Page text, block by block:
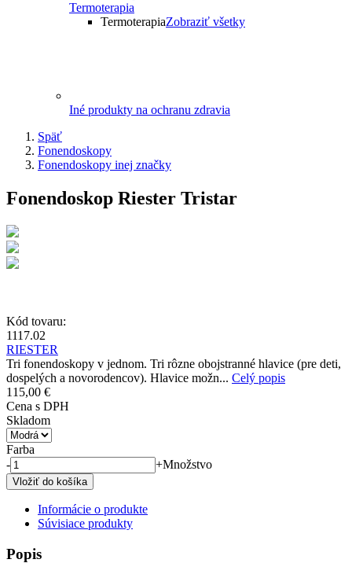
Termoterapia
TermoterapiaZobraziť všetky
Iné produkty na ochranu zdravia
Späť
Fonendoskopy
Fonendoskopy inej značky
Fonendoskop Riester Tristar
Kód tovaru:
1117.02
RIESTER
Tri fonendoskopy v jednom. Tri rôzne obojstranné hlavice (pre deti,
dospelých a novorodencov). Hlavice možn... Celý popis
115,00 €
Cena s DPH
Skladom
Farba
-
+Množstvo
Informácie o produkte
Súvisiace produkty
Popis